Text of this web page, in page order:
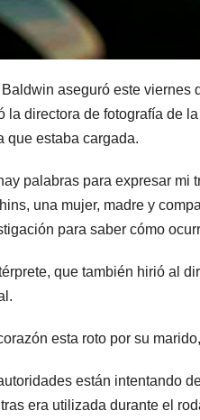
aseguró este viernes
la directora de fotografía de
que estaba cargada.
palabras para expresar mi
una mujer, madre y
para saber cómo
que también hirió al
esta roto por su
están intentando
era utilizada durante el